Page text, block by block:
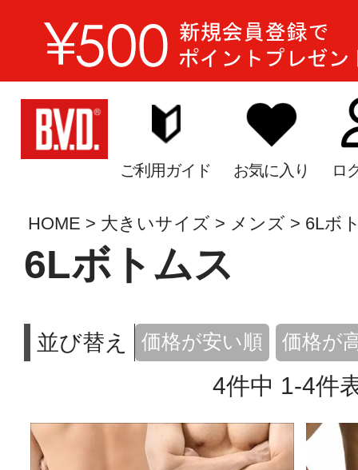
ご利用ガイド お気に入り ロ
HOME 大きいサイズ メンズ 6Lボ
6Lボトムス
並び替え 価格が安い順 価格が
4件中 1-4件